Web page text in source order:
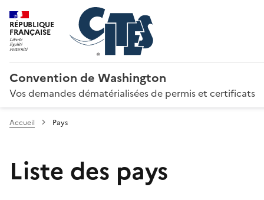
RÉPUBLIQUE
FRANÇAISE
Convention de Washington
Vos demandes dématérialisées de permis et certificats
Accueil Pays
Liste des pays